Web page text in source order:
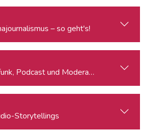
– so geht's!
Podcast und Moderation
Storytellings